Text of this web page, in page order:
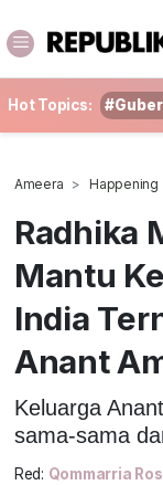
Hot Topics:
Ameera Happening
Radhika
Mantu
India
Anant
Keluarga
sama-sama
Red: Qommarria